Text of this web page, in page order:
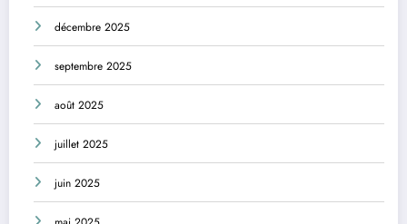
décembre 2025
septembre 2025
août 2025
juillet 2025
juin 2025